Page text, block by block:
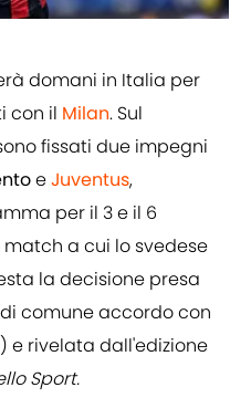
domani in Italia per
con il Milan. Sul
fissati due impegni
eJuventus,
per il 3 e il 6
a cui lo svedese
la decisione presa
comune accordo con
e rivelata dall'edizione
Sport.